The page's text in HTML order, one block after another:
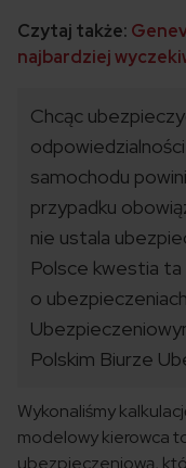
Czytaj także:
najbardziej
Chcąc
samochodu
przypadku
nie ustala
Polsce kwestia ta
o
Polskim Biurze
Wykonaliśmy
modelowy kierowca